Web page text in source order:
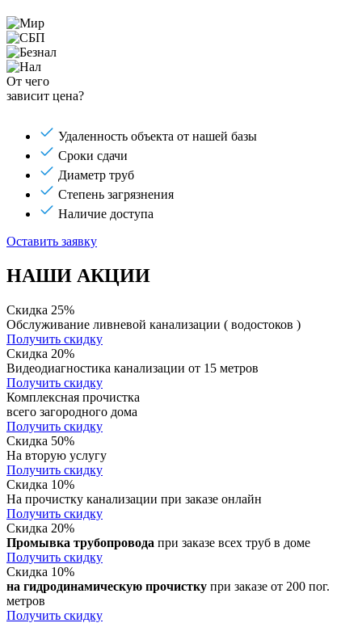
От чего
зависит цена?
Удаленность объекта от нашей базы
Сроки сдачи
Диаметр труб
Степень загрязнения
Наличие доступа
Оставить заявку
НАШИ АКЦИИ
Скидка 25%
Обслуживание ливневой канализации ( водостоков )
Получить скидку
Скидка 20%
Видеодиагностика канализации от 15 метров
Получить скидку
Комплексная прочистка
всего загородного дома
Получить скидку
Скидка 50%
На вторую услугу
Получить скидку
Скидка 10%
На прочистку канализации при заказе онлайн
Получить скидку
Скидка 20%
Промывка трубопровода при заказе всех труб в доме
Получить скидку
Скидка 10%
на гидродинамическую прочистку при заказе от 200 пог.
метров
Получить скидку